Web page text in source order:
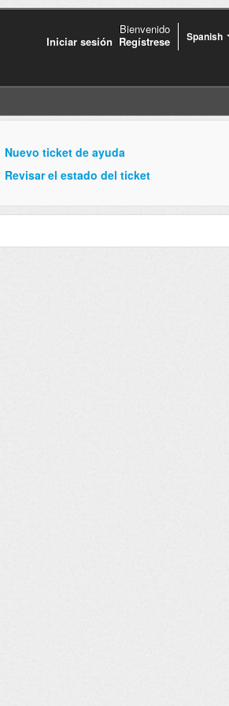
Spanish
Bienvenido
Iniciar sesión Regístrese
Nuevo ticket de ayuda
Revisar el estado del ticket